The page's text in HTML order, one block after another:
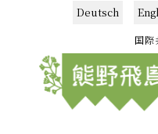
Deutsch
国際